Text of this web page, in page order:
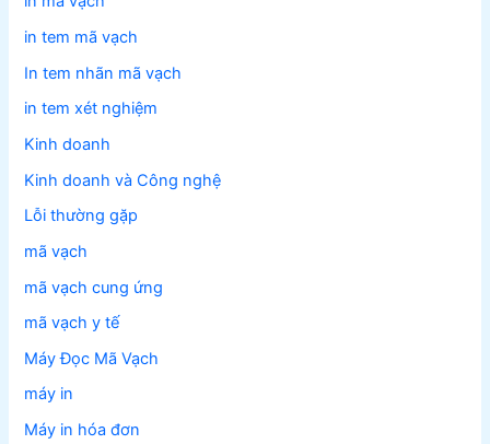
in tem mã vạch
In tem nhãn mã vạch
in tem xét nghiệm
Kinh doanh
Kinh doanh và Công nghệ
Lỗi thường gặp
mã vạch
mã vạch cung ứng
mã vạch y tế
Máy Đọc Mã Vạch
máy in
Máy in hóa đơn